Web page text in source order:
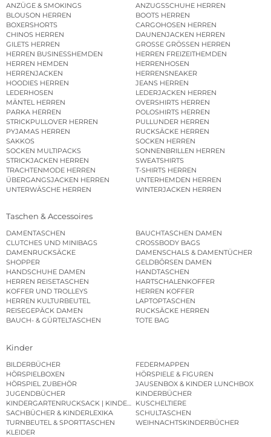
ANZÜGE & SMOKINGS
ANZUGSSCHUHE HERREN
BLOUSON HERREN
BOOTS HERREN
BOXERSHORTS
CARGOHOSEN HERREN
CHINOS HERREN
DAUNENJACKEN HERREN
GILETS HERREN
GROSSE GRÖSSEN HERREN
HERREN BUSINESSHEMDEN
HERREN FREIZEITHEMDEN
HERREN HEMDEN
HERRENHOSEN
HERRENJACKEN
HERRENSNEAKER
HOODIES HERREN
JEANS HERREN
LEDERHOSEN
LEDERJACKEN HERREN
MÄNTEL HERREN
OVERSHIRTS HERREN
PARKA HERREN
POLOSHIRTS HERREN
STRICKPULLOVER HERREN
PULLUNDER HERREN
PYJAMAS HERREN
RUCKSÄCKE HERREN
SAKKOS
SOCKEN HERREN
SOCKEN MULTIPACKS
SONNENBRILLEN HERREN
STRICKJACKEN HERREN
SWEATSHIRTS
TRACHTENMODE HERREN
T-SHIRTS HERREN
ÜBERGANGSJACKEN HERREN
UNTERHEMDEN HERREN
UNTERWÄSCHE HERREN
WINTERJACKEN HERREN
Taschen & Accessoires
DAMENTASCHEN
BAUCHTASCHEN DAMEN
CLUTCHES UND MINIBAGS
CROSSBODY BAGS
DAMENRUCKSÄCKE
DAMENSCHALS & DAMENTÜCHER
SHOPPER
GELDBÖRSEN DAMEN
HANDSCHUHE DAMEN
HANDTASCHEN
HERREN REISETASCHEN
HARTSCHALENKOFFER
KOFFER UND TROLLEYS
HERREN KOFFER
HERREN KULTURBEUTEL
LAPTOPTASCHEN
REISEGEPÄCK DAMEN
RUCKSÄCKE HERREN
BAUCH- & GÜRTELTASCHEN
TOTE BAG
Kinder
BILDERBÜCHER
FEDERMAPPEN
HÖRSPIELBOXEN
HÖRSPIELE & FIGUREN
HÖRSPIEL ZUBEHÖR
JAUSENBOX & KINDER LUNCHBOX
JUGENDBÜCHER
KINDERBÜCHER
KINDERGARTENRUCKSACK | KINDERGARTENBEUTEL
KUSCHELTIERE
SACHBÜCHER & KINDERLEXIKA
SCHULTASCHEN
TURNBEUTEL & SPORTTASCHEN
WEIHNACHTSKINDERBÜCHER
KLEIDER